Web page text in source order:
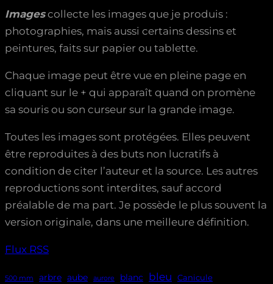
Imagescollecte les images que je produis :
photographies, mais aussi certains dessins et
peintures, faits sur papier ou tablette.
Chaque image peut être vue en pleine page en
cliquant sur le + qui apparaît quand on promène
sa souris ou son curseur sur la grande image.
Toutes les images sont protégées. Elles peuvent
être reproduites à des buts non lucratifs à
condition de citer l’auteur et la source. Les autres
reproductions sont interdites, sauf accord
préalable de ma part. Je possède le plus souvent la
version originale, dans une meilleure définition.
Flux RSS
500 mm arbre aube aurore blanc bleu Canicule